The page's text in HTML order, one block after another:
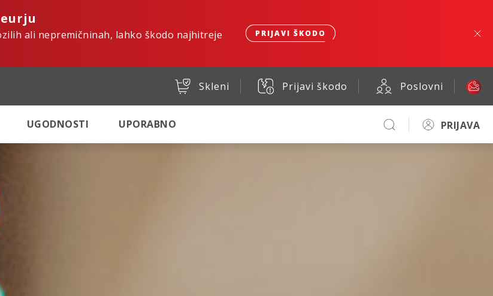
ali nepremičninah, lahko škodo najhitreje
PRIJAVI ŠKODO
Skleni Prijavi škodo Poslovni
UGODNOSTI UPORABNO PRIJAVA